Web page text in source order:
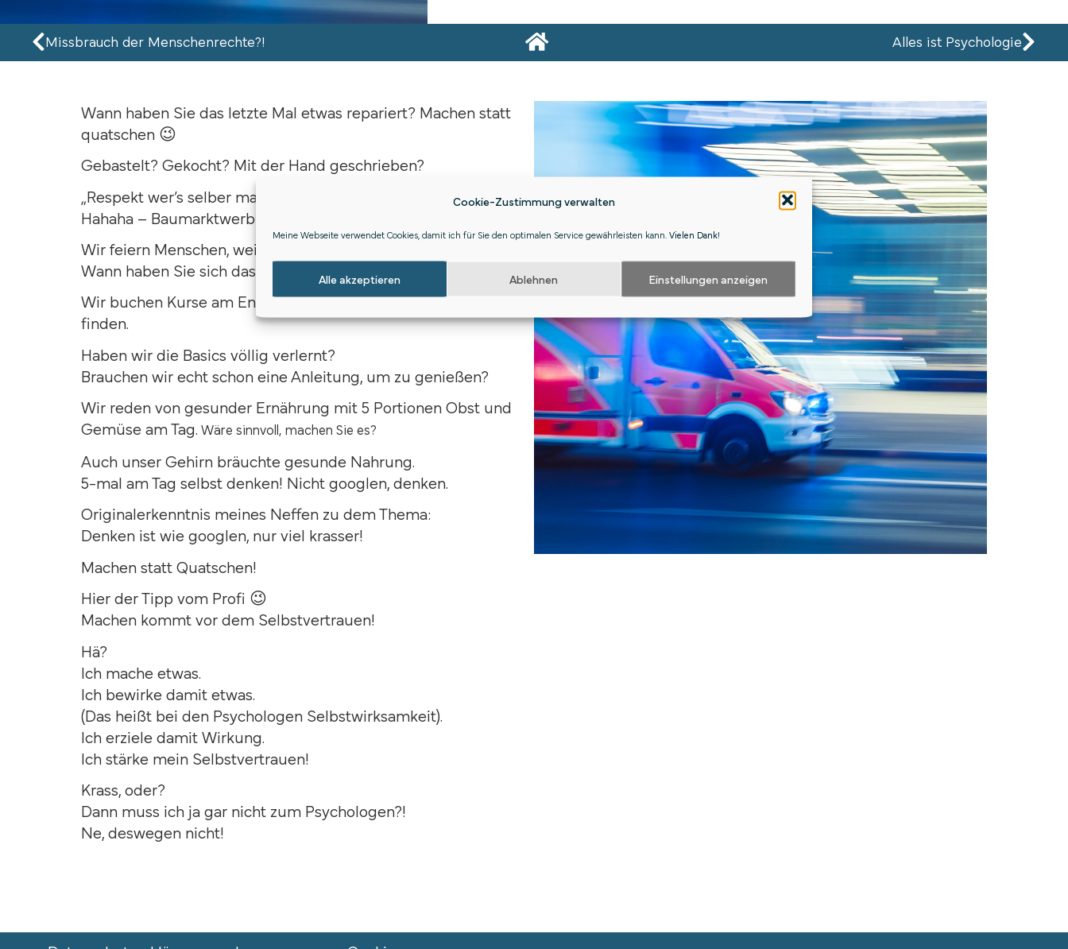
Cookie-Zustimmung verwalten
Meine Webseite verwendet Cookies, damit ich für Sie den optimalen Service gewährleisten kann. Vielen Dank!
Alle akzeptieren Ablehnen Einstellungen anzeigen
Missbrauch der Menschenrechte?! Alles ist Psychologie
Wann haben Sie das letzte Mal etwas repariert? Machen statt
quatschen 😉
Gebastelt? Gekocht? Mit der Hand geschrieben?
„Respekt wer’s selber macht!“
Hahaha – Baumarktwerbung
Wir feiern Menschen, weil sie ins Eiswasser springen.
Wann haben Sie sich das letzte Mal ganz intensiv gespürt?
Wir buchen Kurse am Ende der Welt, um zu uns selbst zu
finden.
Haben wir die Basics völlig verlernt?
Brauchen wir echt schon eine Anleitung, um zu genießen?
Wir reden von gesunder Ernährung mit 5 Portionen Obst und
Gemüse am Tag. Wäre sinnvoll, machen Sie es?
Auch unser Gehirn bräuchte gesunde Nahrung.
5-mal am Tag selbst denken! Nicht googlen, denken.
Originalerkenntnis meines Neffen zu dem Thema:
Denken ist wie googlen, nur viel krasser!
Machen statt Quatschen!
Hier der Tipp vom Profi 😉
Machen kommt vor dem Selbstvertrauen!
Hä?
Ich mache etwas.
Ich bewirke damit etwas.
(Das heißt bei den Psychologen Selbstwirksamkeit).
Ich erziele damit Wirkung.
Ich stärke mein Selbstvertrauen!
Krass, oder?
Dann muss ich ja gar nicht zum Psychologen?!
Ne, deswegen nicht!